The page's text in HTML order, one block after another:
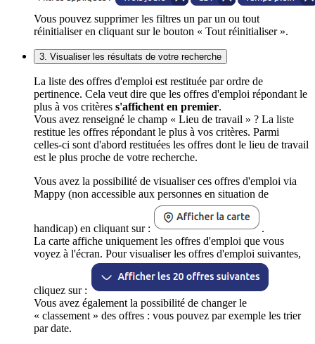
Vous pouvez supprimer les filtres un par un ou tout
réinitialiser en cliquant sur le bouton « Tout réinitialiser ».
3. Visualiser les résultats de votre recherche
La liste des offres d'emploi est restituée par ordre de
pertinence. Cela veut dire que les offres d'emploi répondant le
plus à vos critères s'affichent en premier.
Vous avez renseigné le champ « Lieu de travail » ? La liste
restitue les offres répondant le plus à vos critères. Parmi
celles-ci sont d'abord restituées les offres dont le lieu de travail
est le plus proche de votre recherche.
Vous avez la possibilité de visualiser ces offres d'emploi via
Mappy (non accessible aux personnes en situation de
handicap) en cliquant sur :
.
La carte affiche uniquement les offres d'emploi que vous
voyez à l'écran. Pour visualiser les offres d'emploi suivantes,
cliquez sur :
Vous avez également la possibilité de changer le
« classement » des offres : vous pouvez par exemple les trier
par date.